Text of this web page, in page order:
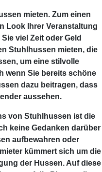
mieten. Zum einen
Look Ihrer Veranstaltung
viel Zeit oder Geld
Stuhlhussen mieten, die
um eine stilvolle
wenn Sie bereits schöne
dazu beitragen, dass
aussehen.
von Stuhlhussen ist die
keine Gedanken darüber
aufbewahren oder
kümmert sich um die
der Hussen. Auf diese